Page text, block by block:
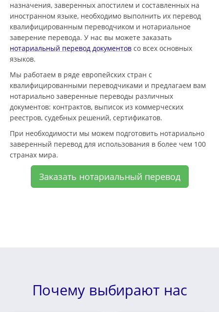
назначения, заверенных апостилем и составленных на
иностранном языке, необходимо выполнить их перевод
квалифицированным переводчиком и нотариальное
заверение перевода. У нас вы можете заказать
нотариальный перевод документов со всех основных
языков.
Мы работаем в ряде европейских стран с
квалифицированными переводчиками и предлагаем вам
нотариально заверенные переводы различных
документов: контрактов, выписок из коммерческих
реестров, судебных решений, сертификатов.
При необходимости мы можем подготовить нотариально
заверенный перевод для использования в более чем 100
странах мира.
Заказать нотариальный перевод
Почему выбирают нас